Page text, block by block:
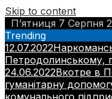
Skip to content
П’ятниця 7 Серпня
Trending
12.07.2022
Петродолинському,
24.06.2022Вкотре в
гуманітарну
комунального